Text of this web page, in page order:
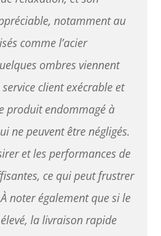
le ensuite avec une vis
il est prêt à fonctionner.
une utilisation
il convient de le
afin de laisser l'air
circuler en dessous de
et il est conseillé
ne pas surcharger le
l'étouffement. les
de lave et câble
Satisfaction et
garantie à 100% : ce poêle
nous nous engageons
notamment au
comme l’acier
ombres viennent
client exécrable et
produit endommagé à
ne peuvent être négligés.
et les performances de
ce qui peut frustrer
noter également que si le
la livraison rapide